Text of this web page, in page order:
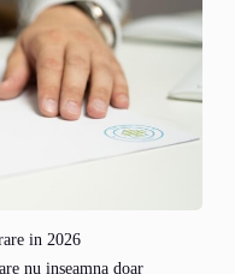
in 2026
nu inseamna doar